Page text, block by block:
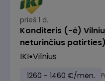
prieš 1 d.
Konditeris (-ė)
neturinčius patirties)
IKI Vilnius
1260 - 1460 €/mėn.